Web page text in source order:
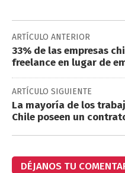
ARTÍCULO ANTERIOR
33% de las empresas
freelance en lugar de
ARTÍCULO SIGUIENTE
La mayoría de los
Chile poseen un
DÉJANOS TU